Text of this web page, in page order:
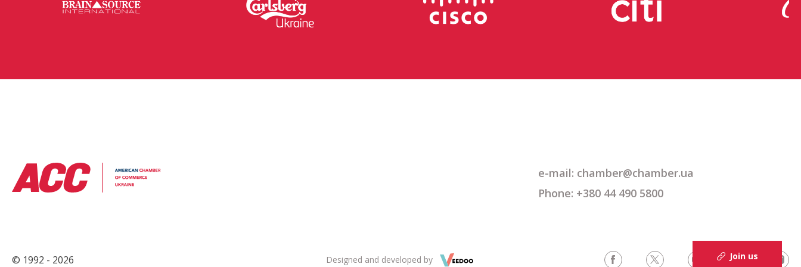
e-mail: chamber@chamber.ua
Phone: +380 44 490 5800
© 1992 - 2026 Designed and developed by Join us